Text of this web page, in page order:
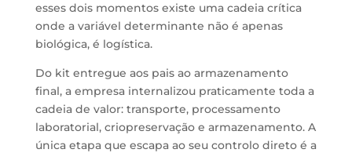
esses dois momentos existe uma cadeia crítica
onde a variável determinante não é apenas
biológica, é logística.
Do kit entregue aos pais ao armazenamento
final, a empresa internalizou praticamente toda a
cadeia de valor: transporte, processamento
laboratorial, criopreservação e armazenamento. A
única etapa que escapa ao seu controlo direto é a